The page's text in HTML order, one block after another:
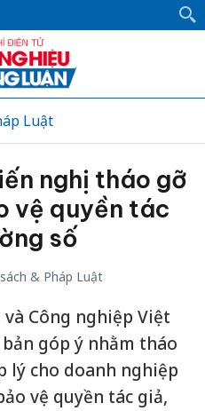
Luật
nghị tháo gỡ
vệ quyền tác
số
& Pháp Luật
Công nghiệp Việt
bản góp ý nhằm tháo
lý cho doanh nghiệp
vệ quyền tác giả,